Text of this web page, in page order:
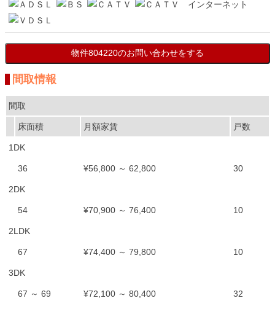
間取情報
間取
床面積 月額家賃 戸数
1DK
36 ¥56,800 ～ 62,800 30
2DK
54 ¥70,900 ～ 76,400 10
2LDK
67 ¥74,400 ～ 79,800 10
3DK
67 ～ 69 ¥72,100 ～ 80,400 32